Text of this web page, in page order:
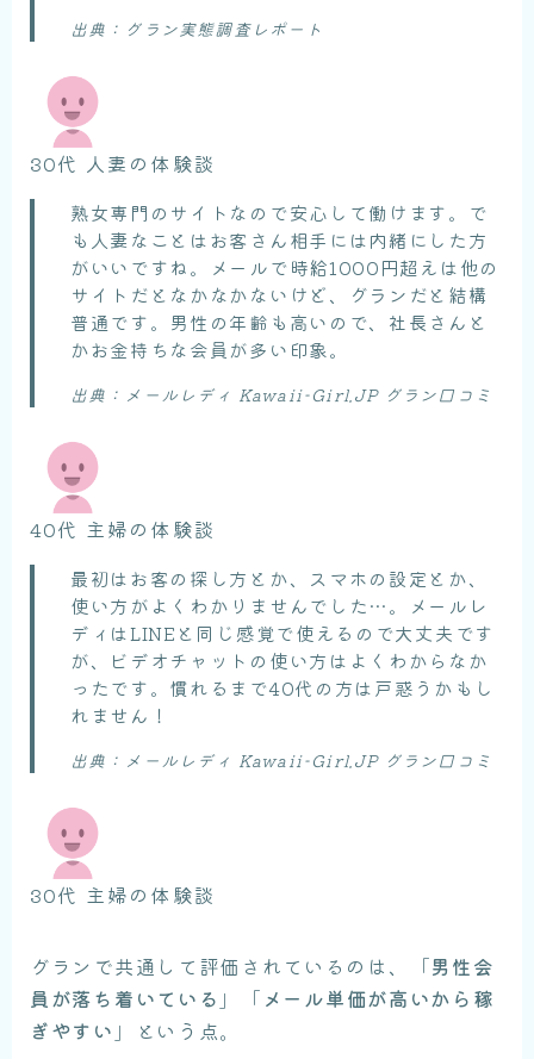
出典：グラン実態調査レポート
30代 人妻の体験談
熟女専門のサイトなので安心して働けます。で
も人妻なことはお客さん相手には内緒にした方
がいいですね。メールで時給1000円超えは他の
サイトだとなかなかないけど、グランだと結構
普通です。男性の年齢も高いので、社長さんと
かお金持ちな会員が多い印象。
出典：メールレディ Kawaii-Girl.JP グラン口コミ
40代 主婦の体験談
最初はお客の探し方とか、スマホの設定とか、
使い方がよくわかりませんでした…。メールレ
ディはLINEと同じ感覚で使えるので大丈夫です
が、ビデオチャットの使い方はよくわからなか
ったです。慣れるまで40代の方は戸惑うかもし
れません！
出典：メールレディ Kawaii-Girl.JP グラン口コミ
30代 主婦の体験談
グランで共通して評価されているのは、「男性会
員が落ち着いている 」「 メール単価が高いから稼
ぎやすい 」という点。